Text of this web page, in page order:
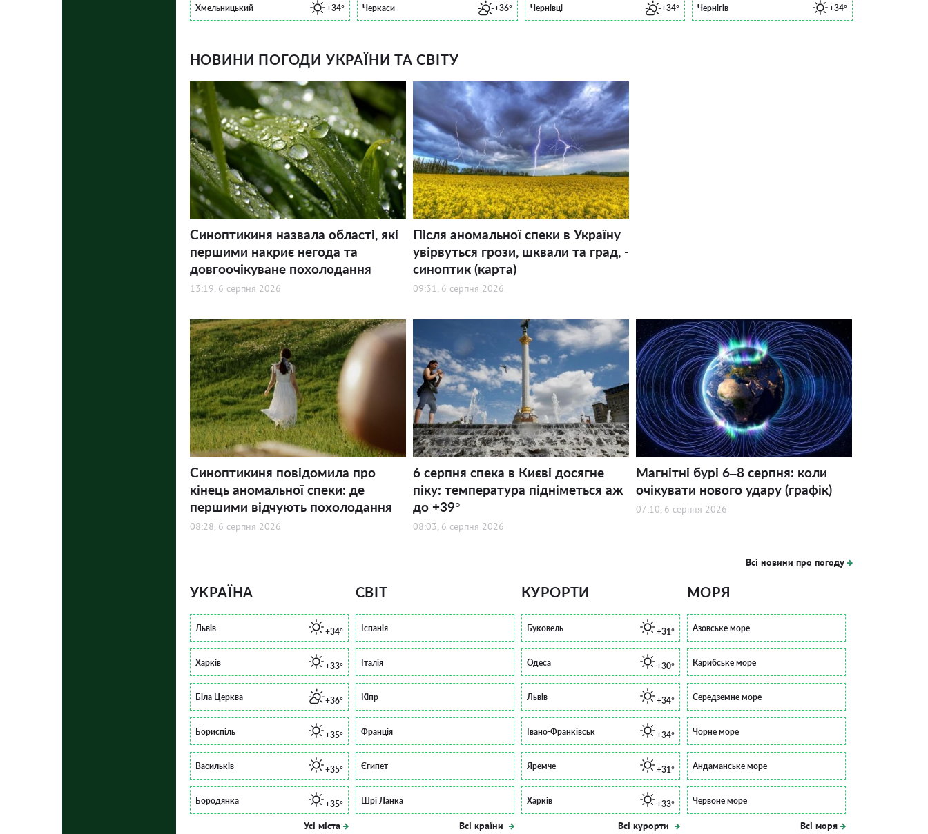
Хмельницький +34° Черкаси +36° Чернівці +34° Чернігів +34°
НОВИНИ ПОГОДИ УКРАЇНИ ТА СВІТУ
Синоптикиня назвала області, які
першими накриє негода та
довгоочікуване похолодання
13:19, 6 серпня 2026
Після аномальної спеки в Україну
увірвуться грози, шквали та град, -
синоптик (карта)
09:31, 6 серпня 2026
Синоптикиня повідомила про
кінець аномальної спеки: де
першими відчують похолодання
08:28, 6 серпня 2026
6 серпня спека в Києві досягне
піку: температура підніметься аж
до +39°
08:03, 6 серпня 2026
Магнітні бурі 6–8 серпня: коли
очікувати нового удару (графік)
07:10, 6 серпня 2026
Всі новини про погоду
УКРАЇНА
Львів +34°
Харків +33°
Біла Церква +36°
Бориспіль +35°
Васильків +35°
Бородянка +35°
Усі міста
СВІТ
Іспанія
Італія
Кіпр
Франція
Єгипет
Шрі Ланка
Всі країни
КУРОРТИ
Буковель +31°
Одеса +30°
Львів +34°
Івано-Франківськ +34°
Яремче +31°
Харків +33°
Всі курорти
МОРЯ
Азовське море
Карибське море
Середземне море
Чорне море
Андаманське море
Червоне море
Всі моря